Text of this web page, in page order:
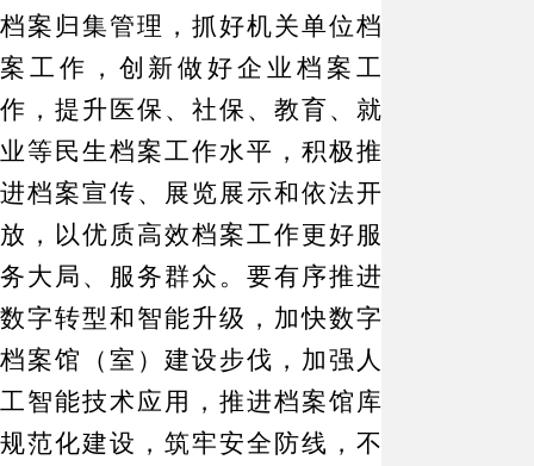
档案归集管理，抓好机关单位档
案工作，创新做好企业档案工
作，提升医保、社保、教育、就
业等民生档案工作水平，积极推
进档案宣传、展览展示和依法开
放，以优质高效档案工作更好服
务大局、服务群众。要有序推进
数字转型和智能升级，加快数字
档案馆（室）建设步伐，加强人
工智能技术应用，推进档案馆库
规范化建设，筑牢安全防线，不